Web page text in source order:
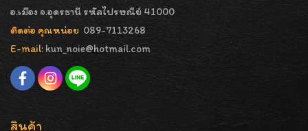
อ.เมือง จ.อุดรธานี รหัสไปรษณีย์ 41000
ติดต่อ คุณหน่อย 089-7113268
E-mail: kun_noie@hotmail.com
สินค้า